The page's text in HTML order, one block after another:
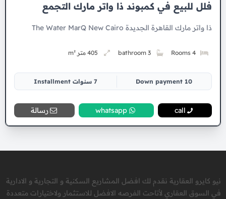
فلل للبيع في كمبوند ذا واتر مارك التجمع
ذا واتر مارك القاهرة الجديدة The Water MarQ New Cairo
4 Rooms
3 bathroom 405 متر m²
10 Down payment 7 سنوات Installment
call
whatsapp رسالة
نيو كايرو العقارية نقدم لك افضل المشاريع السكنية و التجارية و الادارية
في السوق العقاري لأتاحت الفرصه الافضل للاستثمار ولاختيارات متعددة